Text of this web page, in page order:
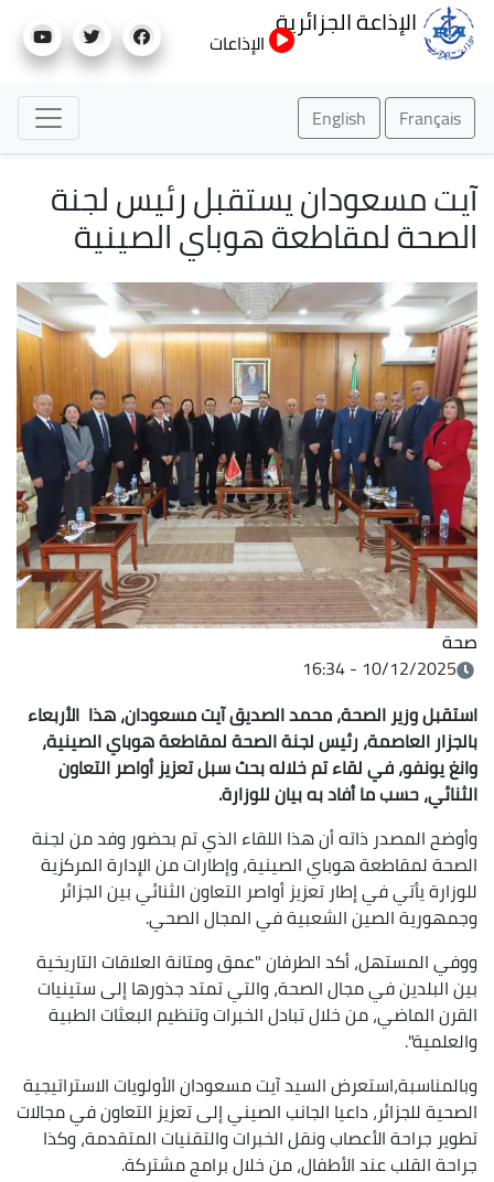
إلى
الإذاعة الجزائرية
الإذاعات
Français
English
آيت مسعودان يستقبل رئيس لجنة
الصحة لمقاطعة هوباي الصينية
صحة
10/12/2025 - 16:34
استقبل وزير الصحة، محمد الصديق آيت مسعودان، هذا الأربعاء
بالجزار العاصمة، رئيس لجنة الصحة لمقاطعة هوباي الصينية،
وانغ يونفو، في لقاء تم خلاله بحث سبل تعزيز أواصر التعاون
الثنائي، حسب ما أفاد به بيان للوزارة.
وأوضح المصدر ذاته أن هذا اللقاء الذي تم بحضور وفد من لجنة
الصحة لمقاطعة هوباي الصينية، وإطارات من الإدارة المركزية
للوزارة يأتي في إطار تعزيز أواصر التعاون الثنائي بين الجزائر
وجمهورية الصين الشعبية في المجال الصحي.
ووفي المستهل، أكد الطرفان "عمق ومتانة العلاقات التاريخية
بين البلدين في مجال الصحة، والتي تمتد جذورها إلى ستينيات
القرن الماضي، من خلال تبادل الخبرات وتنظيم البعثات الطبية
والعلمية".
وبالمناسبة،استعرض السيد آيت مسعودان الأولويات الاستراتيجية
الصحية للجزائر، داعيا الجانب الصيني إلى تعزيز التعاون في مجالات
تطوير جراحة الأعصاب ونقل الخبرات والتقنيات المتقدمة، وكذا
جراحة القلب عند الأطفال، من خلال برامج مشتركة.